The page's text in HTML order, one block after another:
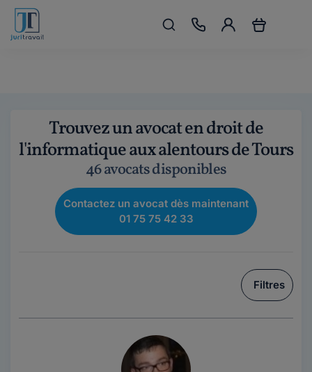
Trouvez un avocat en droit de
l'informatique aux alentours de Tours
46 avocats disponibles
Contactez un avocat dès maintenant
01 75 75 42 33
Filtres